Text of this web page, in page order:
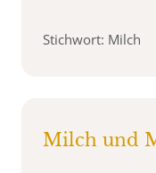
Stichwort: Milch
Milch und